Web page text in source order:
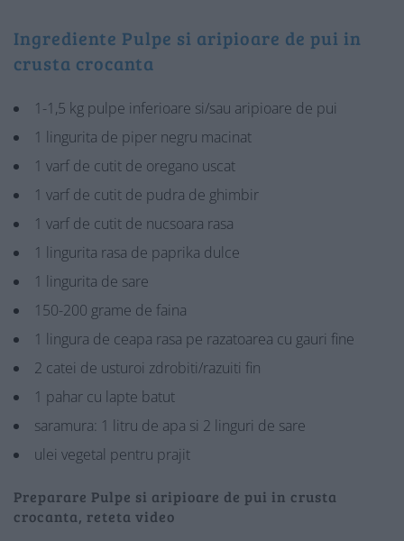
Ingrediente Pulpe si aripioare de pui in
crusta crocanta
1-1,5 kg pulpe inferioare si/sau aripioare de pui
1 lingurita de piper negru macinat
1 varf de cutit de oregano uscat
1 varf de cutit de pudra de ghimbir
1 varf de cutit de nucsoara rasa
1 lingurita rasa de paprika dulce
1 lingurita de sare
150-200 grame de faina
1 lingura de ceapa rasa pe razatoarea cu gauri fine
2 catei de usturoi zdrobiti/razuiti fin
1 pahar cu lapte batut
saramura: 1 litru de apa si 2 linguri de sare
ulei vegetal pentru prajit
Preparare Pulpe si aripioare de pui in crusta
crocanta, reteta video